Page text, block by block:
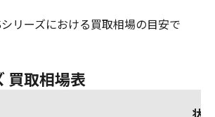
リーズにおける買取相場の目安で
買取相場表
状